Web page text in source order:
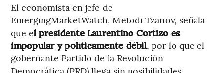
El economista en jefe de
EmergingMarketWatch, Metodi Tzanov, señala
que el presidente Laurentino Cortizo es
impopular y políticamente débil, por lo que el
gobernante Partido de la Revolución
Democrática (PRD) llega sin posibilidades